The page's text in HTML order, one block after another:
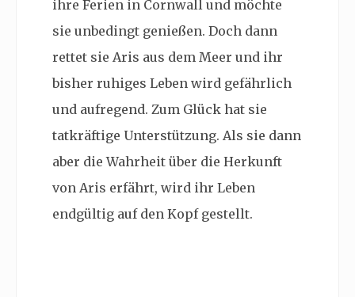
ihre Ferien in Cornwall und möchte
sie unbedingt genießen. Doch dann
rettet sie Aris aus dem Meer und ihr
bisher ruhiges Leben wird gefährlich
und aufregend. Zum Glück hat sie
tatkräftige Unterstützung. Als sie dann
aber die Wahrheit über die Herkunft
von Aris erfährt, wird ihr Leben
endgültig auf den Kopf gestellt.